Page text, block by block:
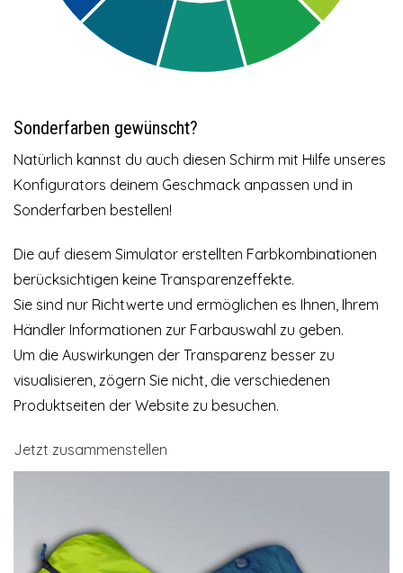
Sonderfarben gewünscht?
Natürlich kannst du auch diesen Schirm mit Hilfe unseres
Konfigurators deinem Geschmack anpassen und in
Sonderfarben bestellen!
Die auf diesem Simulator erstellten Farbkombinationen
berücksichtigen keine Transparenzeffekte.
Sie sind nur Richtwerte und ermöglichen es Ihnen, Ihrem
Händler Informationen zur Farbauswahl zu geben.
Um die Auswirkungen der Transparenz besser zu
visualisieren, zögern Sie nicht, die verschiedenen
Produktseiten der Website zu besuchen.
Jetzt zusammenstellen